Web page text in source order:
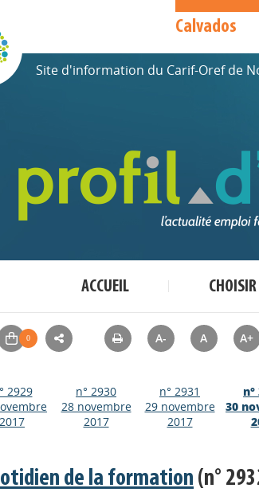
Calvados
Site d'information du Carif-Oref de
ACCUEIL
A- A A+
2929
2017
n° 2930
28 novembre
2017
n° 2931
29 novembre
2017
n°
30
de la formation (n°